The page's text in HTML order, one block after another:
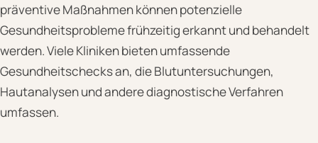
präventive Maßnahmen können potenzielle
Gesundheitsprobleme frühzeitig erkannt und behandelt
werden. Viele Kliniken bieten umfassende
Gesundheitschecks an, die Blutuntersuchungen,
Hautanalysen und andere diagnostische Verfahren
umfassen.